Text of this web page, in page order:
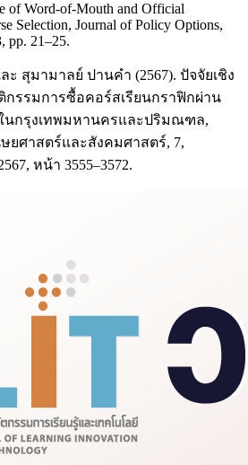
of Word-of-Mouth and Official
Selection, Journal of Policy Options,
pp. 21–25.
สุมามาลย์ ปานคำ (2567). ปัจจัยเชิง
รรมการซื้อคอร์สเรียนกราฟิกผ่าน
นกรุงเทพมหานครและปริมณฑล,
ยศาสตร์และสังคมศาสตร์, 7,
หน้า 3555–3572.